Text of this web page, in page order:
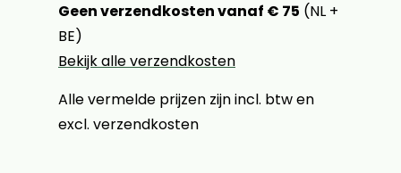
Geen verzendkosten vanaf € 75 (NL +
BE)
Bekijk alle verzendkosten
Alle vermelde prijzen zijn incl. btw en
excl. verzendkosten